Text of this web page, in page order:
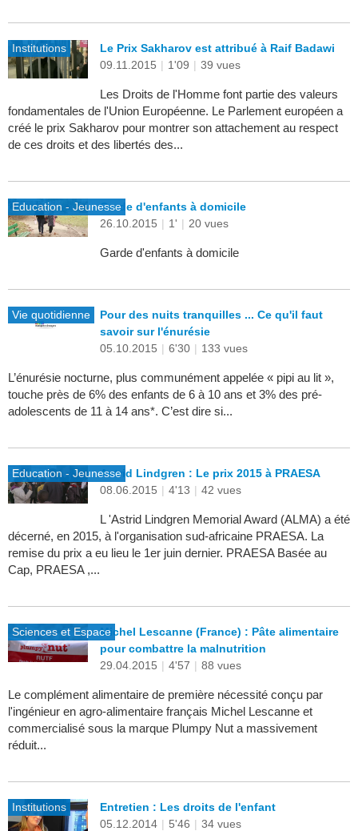
Institutions
Le Prix Sakharov est attribué à Raif Badawi
09.11.2015 | 1'09 | 39 vues
Les Droits de l'Homme font partie des valeurs
fondamentales de l'Union Européenne. Le Parlement européen a
créé le prix Sakharov pour montrer son attachement au respect
de ces droits et des libertés des...
Education - JeunesseGarde d'enfants à domicile
26.10.2015 | 1' | 20 vues
Garde d'enfants à domicile
Vie quotidienne
Pour des nuits tranquilles ... Ce qu'il faut
savoir sur l'énurésie
05.10.2015 | 6'30 | 133 vues
L’énurésie nocturne, plus communément appelée « pipi au lit »,
touche près de 6% des enfants de 6 à 10 ans et 3% des pré-
adolescents de 11 à 14 ans*. C’est dire si...
Education - JeunesseAstrid Lindgren : Le prix 2015 à PRAESA
08.06.2015 | 4'13 | 42 vues
L 'Astrid Lindgren Memorial Award (ALMA) a été
décerné, en 2015, à l'organisation sud-africaine PRAESA. La
remise du prix a eu lieu le 1er juin dernier. PRAESA Basée au
Cap, PRAESA ,...
Sciences et EspaceMichel Lescanne (France) : Pâte alimentaire
pour combattre la malnutrition
29.04.2015 | 4'57 | 88 vues
Le complément alimentaire de première nécessité conçu par
l'ingénieur en agro-alimentaire français Michel Lescanne et
commercialisé sous la marque Plumpy Nut a massivement
réduit...
Institutions
Entretien : Les droits de l'enfant
05.12.2014 | 5'46 | 34 vues